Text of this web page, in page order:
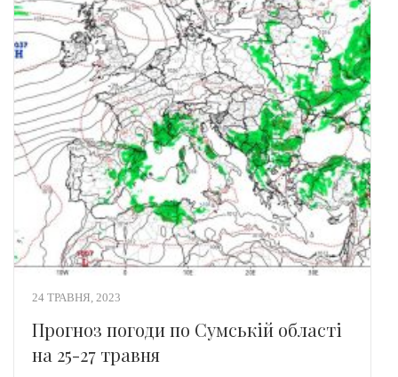
24 ТРАВНЯ, 2023
Прогноз погоди по Сумській області
на 25-27 травня